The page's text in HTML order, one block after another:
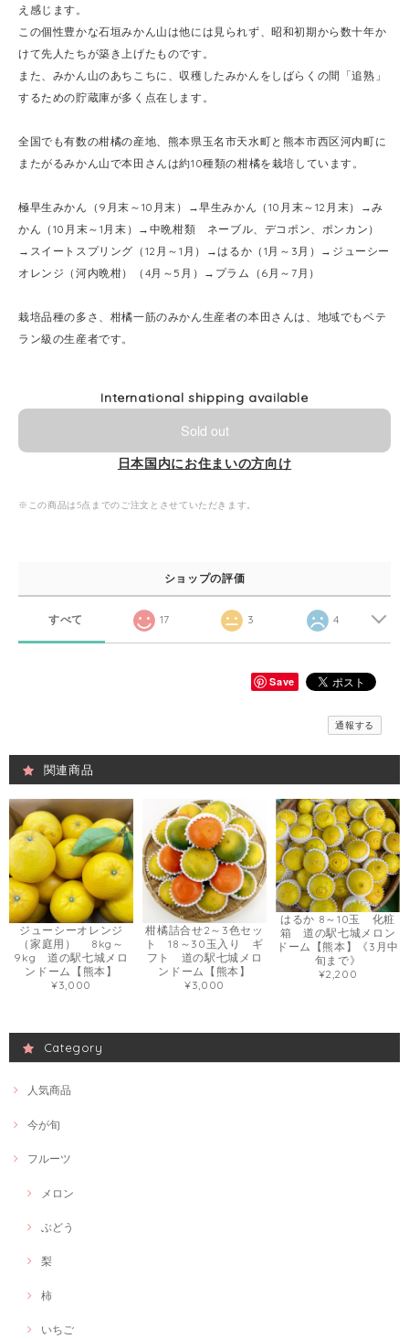
え感じます。
この個性豊かな石垣みかん山は他には見られず、昭和初期から数十年か
けて先人たちが築き上げたものです。
また、みかん山のあちこちに、収穫したみかんをしばらくの間「追熟」
するための貯蔵庫が多く点在します。
全国でも有数の柑橘の産地、熊本県玉名市天水町と熊本市西区河内町に
またがるみかん山で本田さんは約10種類の柑橘を栽培しています。
極早生みかん（9月末～10月末）→早生みかん（10月末～12月末）→み
かん（10月末～1月末）→中晩柑類 ネーブル、デコポン、ポンカン）
→スイートスプリング（12月～1月）→はるか（1月～3月）→ジューシー
オレンジ（河内晩柑）（4月～5月）→プラム（6月～7月）
栽培品種の多さ、柑橘一筋のみかん生産者の本田さんは、地域でもベテ
ラン級の生産者です。
International shipping available
Sold out
日本国内にお住まいの方向け
※この商品は5点までのご注文とさせていただきます。
ショップの評価
すべて 17 3 4
Save
通報する
関連商品
ジューシーオレンジ
（家庭用） 8kg～
9kg 道の駅七城メロ
ンドーム【熊本】
¥3,000
柑橘詰合せ2～3色セッ
ト 18～30玉入り ギ
フト 道の駅七城メロ
ンドーム【熊本】
¥3,000
はるか 8～10玉 化粧
箱 道の駅七城メロン
ドーム【熊本】《3月中
旬まで》
¥2,200
Category
人気商品
今が旬
フルーツ
メロン
ぶどう
梨
柿
いちご